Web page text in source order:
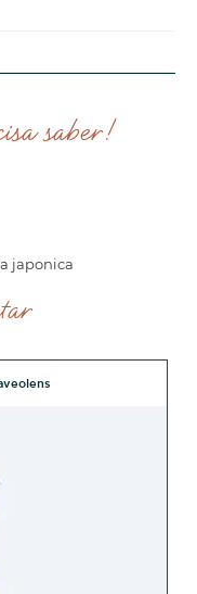
saber!
japonica